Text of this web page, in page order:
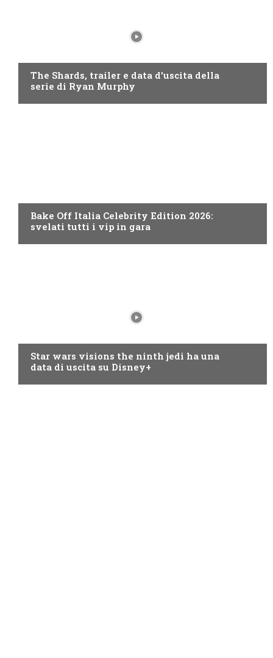
The Shards, trailer e data d’uscita della
serie di Ryan Murphy
Bake Off Italia Celebrity Edition 2026:
svelati tutti i vip in gara
Star wars visions the ninth jedi ha una
data di uscita su Disney+